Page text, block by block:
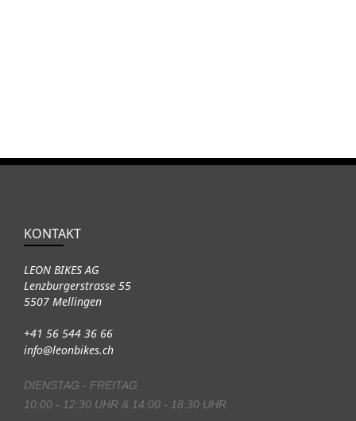
KONTAKT
LEON BIKES AG
Lenzburgerstrasse 55
5507 Mellingen
+41 56 544 36 66
info@leonbikes.ch
DIENSTAG - FREITAG
10:00 - 12:30 UHR & 14:00 - 18:30 UHR